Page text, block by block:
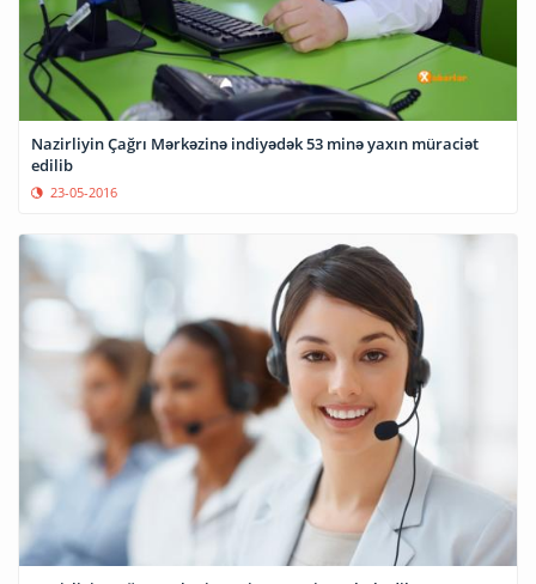
Nazirliyin Çağrı Mərkəzinə indiyədək 53 minə yaxın müraciət
edilib
23-05-2016